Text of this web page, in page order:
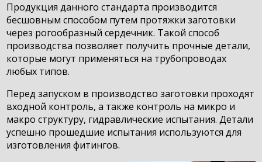
Продукция данного стандарта производится
бесшовным способом путем протяжки заготовки
через рогообразный сердечник. Такой способ
производства позволяет получить прочные детали,
которые могут применяться на трубопроводах
любых типов.
Перед запуском в производство заготовки проходят
входной контроль, а также контроль на микро и
макро структуру, гидравлические испытания. Детали
успешно прошедшие испытания используются для
изготовления фитингов.